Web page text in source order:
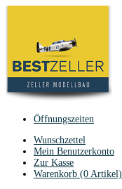
Öffnungszeiten
Wunschzettel
Mein Benutzerkonto
Zur Kasse
Warenkorb (0 Artikel)